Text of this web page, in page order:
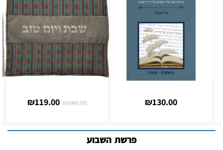
₪130.00
₪148.00
₪119.00
פרשת השבוע